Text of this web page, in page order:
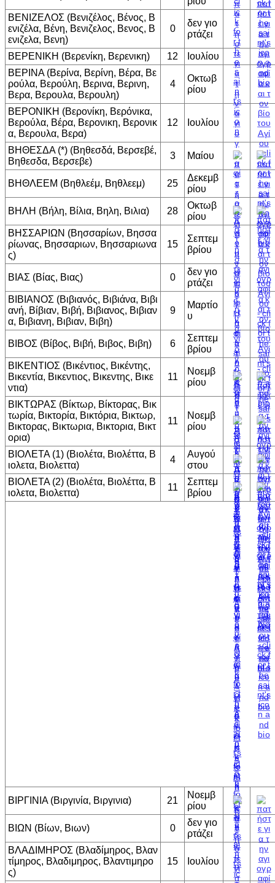
ΒΕΝΙΖΕΛΟΣ (Βενιζέλος, Βένος, Β
ενιζέλα, Βένη, Βενιζελος, Βενος, Β
ενιζελα, Βενη)
0
δεν γιο
ρτάζει
ΒΕΡΕΝΙΚΗ (Βερενίκη, Βερενικη) 12
Ιουλίου
ΒΕΡΙΝΑ (Βερίνα, Βερίνη, Βέρα, Βε
ρούλα, Βερούλη, Βερινα, Βερινη,
Βερα, Βερουλα, Βερουλη)
4
Οκτωβ
ρίου
ΒΕΡΟΝΙΚΗ (Βερονίκη, Βερόνικα,
Βερούλα, Βέρα, Βερονικη, Βερονικ
α, Βερουλα, Βερα)
12 Ιουλίου
ΒΗΘΕΣΔΑ (*) (Βηθεσδά, Βερσεβέ,
Βηθεσδα, Βερσεβε)
3 Μαίου
ΒΗΘΛΕΕΜ (Βηθλεέμ, Βηθλεεμ) 25
Δεκεμβ
ρίου
ΒΗΛΗ (Βήλη, Βίλια, Βηλη, Βιλια) 28
Οκτωβ
ρίου
ΒΗΣΣΑΡΙΩΝ (Βησσαρίων, Βησσα
ρίωνας, Βησσαριων, Βησσαριωνα
ς)
15
Σεπτεμ
βρίου
ΒΙΑΣ (Βίας, Βιας) 0
δεν γιο
ρτάζει
ΒΙΒΙΑΝΟΣ (Βιβιανός, Βιβιάνα, Βιβι
ανή, Βίβιαν, Βιβή, Βιβιανος, Βιβιαν
α, Βιβιανη, Βιβιαν, Βιβη)
9
Μαρτίο
υ
ΒΙΒΟΣ (Βίβος, Βιβή, Βιβος, Βιβη) 6
Σεπτεμ
βρίου
ΒΙΚΕΝΤΙΟΣ (Βικέντιος, Βικέντης,
Βικεντία, Βικεντιος, Βικεντης, Βικε
ντια)
11
Νοεμβ
ρίου
ΒΙΚΤΩΡΑΣ (Βίκτωρ, Βίκτορας, Βικ
τωρία, Βικτορία, Βικτόρια, Βικτωρ,
Βικτορας, Βικτωρια, Βικτορια, Βικτ
ορια)
11
Νοεμβ
ρίου
ΒΙΟΛΕΤΑ (1) (Βιολέτα, Βιολέττα, Β
ιολετα, Βιολεττα)
4
Αυγού
στου
ΒΙΟΛΕΤΑ (2) (Βιολέτα, Βιολέττα, Β
ιολετα, Βιολεττα)
11
Σεπτεμ
βρίου
ΒΙΡΓΙΝΙΑ (Βιργινία, Βιργινια) 21
Νοεμβ
ρίου
ΒΙΩΝ (Βίων, Βιων) 0
δεν γιο
ρτάζει
ΒΛΑΔΙΜΗΡΟΣ (Βλαδίμηρος, Βλαν
τίμηρος, Βλαδιμηρος, Βλαντιμηρο
ς)
15 Ιουλίου